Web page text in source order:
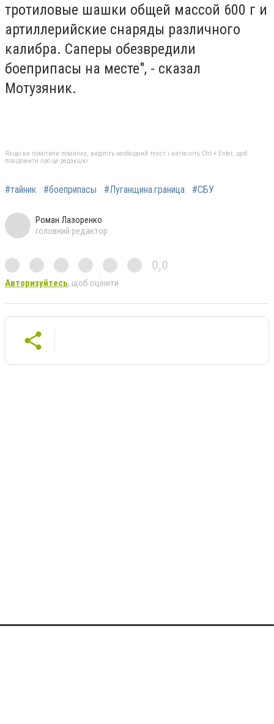
тротиловые шашки общей массой 600 г и
артиллерийские снаряды различного
калибра. Саперы обезвредили
боеприпасы на месте", - сказал
Мотузяник.
Якщо ви помітили помилку, виділіть необхідний текст і натисніть Ctrl + Enter, щоб
повідомити про це редакцію
#тайник #боеприпасы #Луганщина.граница #СБУ
Роман Лазоренко
головний редактор
0,0
Авторизуйтесь, щоб оцінити